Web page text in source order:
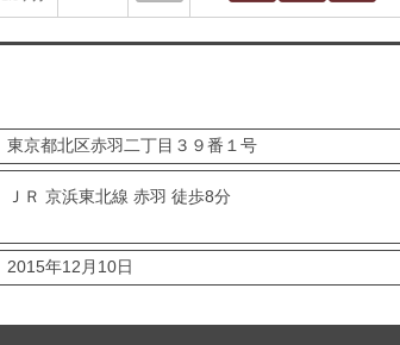
間取り表示
東京都北区赤羽二丁目３９番１号
ＪＲ 京浜東北線 赤羽 徒歩8分
2015年12月10日